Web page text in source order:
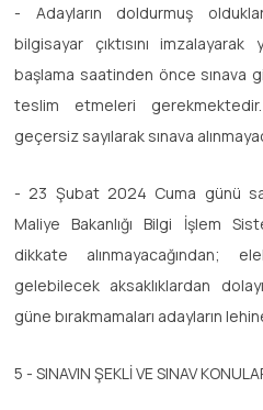
- Adayların doldurmuş
bilgisayar çıktısını imzalayarak
başlama saatinden önce sınava
teslim etmeleri
geçersiz sayılarak sınava
- 23 Şubat 2024 Cuma günü
Maliye Bakanlığı Bilgi İşlem
dikkate alınmayacağından;
gelebilecek aksaklıklardan
güne bırakmamaları adayların
5 - SINAVIN ŞEKLİ VE SINAV